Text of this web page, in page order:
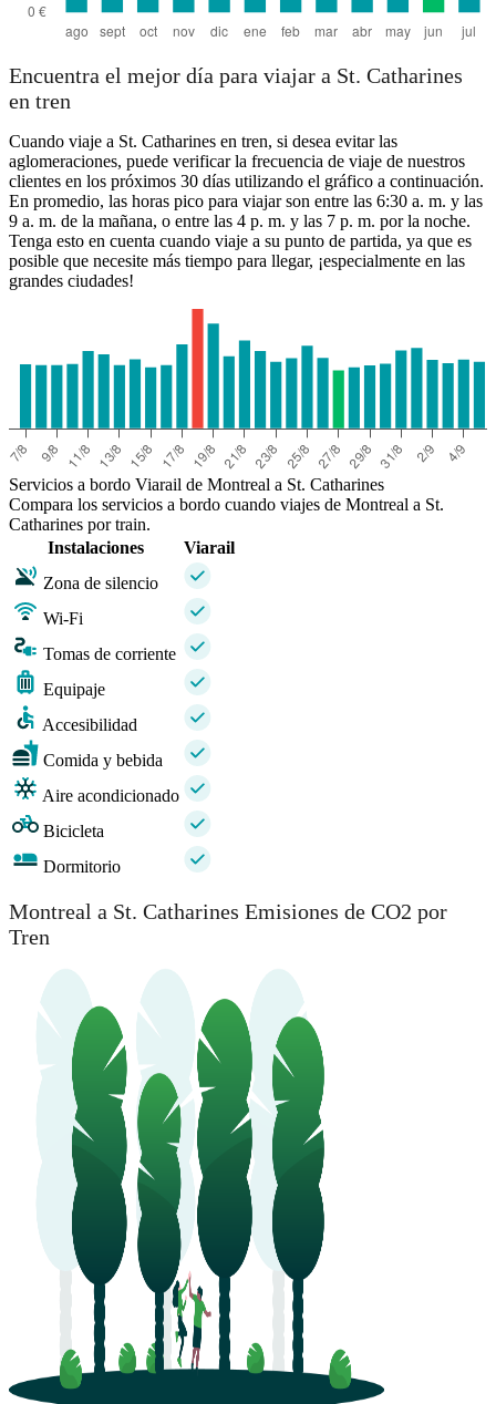
Encuentra el mejor día para viajar a St. Catharines
en tren
Cuando viaje a St. Catharines en tren, si desea evitar las
aglomeraciones, puede verificar la frecuencia de viaje de nuestros
clientes en los próximos 30 días utilizando el gráfico a continuación.
En promedio, las horas pico para viajar son entre las 6:30 a. m. y las
9 a. m. de la mañana, o entre las 4 p. m. y las 7 p. m. por la noche.
Tenga esto en cuenta cuando viaje a su punto de partida, ya que es
posible que necesite más tiempo para llegar, ¡especialmente en las
grandes ciudades!
Servicios a bordo Viarail de Montreal a St. Catharines
Compara los servicios a bordo cuando viajes de Montreal a St.
Catharines por train.
Instalaciones
Viarail
Zona de silencio
Wi-Fi
Tomas de corriente
Equipaje
Accesibilidad
Comida y bebida
Aire acondicionado
Bicicleta
Dormitorio
Montreal a St. Catharines Emisiones de CO2 por
Tren